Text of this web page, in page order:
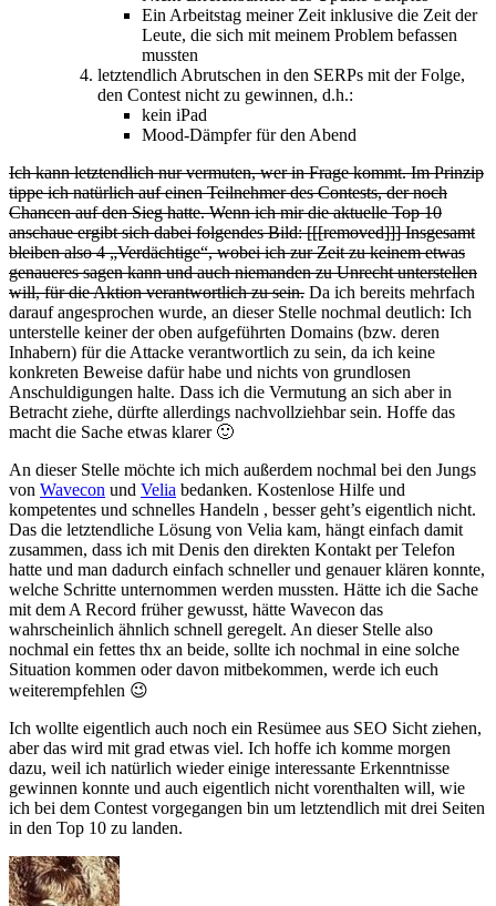
Ein Arbeitstag meiner Zeit inklusive die Zeit der
Leute, die sich mit meinem Problem befassen
mussten
letztendlich Abrutschen in den SERPs mit der Folge,
den Contest nicht zu gewinnen, d.h.:
kein iPad
Mood-Dämpfer für den Abend
Ich kann letztendlich nur vermuten, wer in Frage kommt. Im Prinzip
tippe ich natürlich auf einen Teilnehmer des Contests, der noch
Chancen auf den Sieg hatte. Wenn ich mir die aktuelle Top 10
anschaue ergibt sich dabei folgendes Bild: [[[removed]]] Insgesamt
bleiben also 4 „Verdächtige“, wobei ich zur Zeit zu keinem etwas
genaueres sagen kann und auch niemanden zu Unrecht unterstellen
will, für die Aktion verantwortlich zu sein. Da ich bereits mehrfach
darauf angesprochen wurde, an dieser Stelle nochmal deutlich: Ich
unterstelle keiner der oben aufgeführten Domains (bzw. deren
Inhabern) für die Attacke verantwortlich zu sein, da ich keine
konkreten Beweise dafür habe und nichts von grundlosen
Anschuldigungen halte. Dass ich die Vermutung an sich aber in
Betracht ziehe, dürfte allerdings nachvollziehbar sein. Hoffe das
macht die Sache etwas klarer 🙂
An dieser Stelle möchte ich mich außerdem nochmal bei den Jungs
von Wavecon und Velia bedanken. Kostenlose Hilfe und
kompetentes und schnelles Handeln , besser geht’s eigentlich nicht.
Das die letztendliche Lösung von Velia kam, hängt einfach damit
zusammen, dass ich mit Denis den direkten Kontakt per Telefon
hatte und man dadurch einfach schneller und genauer klären konnte,
welche Schritte unternommen werden mussten. Hätte ich die Sache
mit dem A Record früher gewusst, hätte Wavecon das
wahrscheinlich ähnlich schnell geregelt. An dieser Stelle also
nochmal ein fettes thx an beide, sollte ich nochmal in eine solche
Situation kommen oder davon mitbekommen, werde ich euch
weiterempfehlen 😉
Ich wollte eigentlich auch noch ein Resümee aus SEO Sicht ziehen,
aber das wird mit grad etwas viel. Ich hoffe ich komme morgen
dazu, weil ich natürlich wieder einige interessante Erkenntnisse
gewinnen konnte und auch eigentlich nicht vorenthalten will, wie
ich bei dem Contest vorgegangen bin um letztendlich mit drei Seiten
in den Top 10 zu landen.